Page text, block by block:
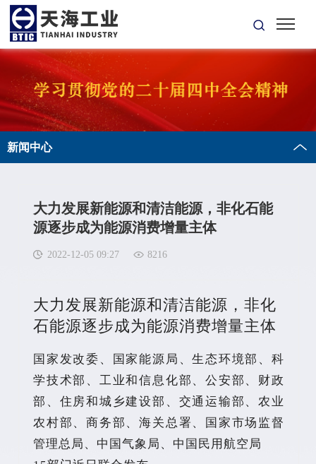
新闻中心
大力发展新能源和清洁能源，非化石能
源逐步成为能源消费增量主体
2022-12-05 09:27 8216
大力发展新能源和清洁能源，非化
石能源逐步成为能源消费增量主体
国家发改委、国家能源局、生态环境部、科
学技术部、工业和信息化部、公安部、财政
部、住房和城乡建设部、交通运输部、农业
农村部、商务部、海关总署、国家市场监督
管理总局、中国气象局、中国民用航空局